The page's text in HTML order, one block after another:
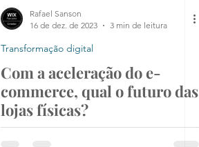
Rafael Sanson
16 de dez. de 2023
3 min de leitura
Transformação digital
Com a aceleração do e-
commerce, qual o futuro das
lojas físicas?